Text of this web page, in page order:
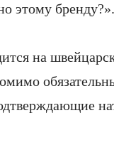
этому бренду?».
на